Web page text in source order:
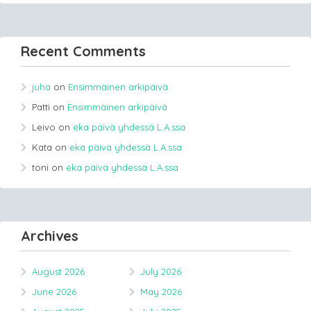
Recent Comments
juha on Ensimmäinen arkipäivä
Patti on Ensimmäinen arkipäivä
Leivo on eka päivä yhdessä L.A.ssa
Kata on eka päivä yhdessä L.A.ssa
toni on eka päivä yhdessä L.A.ssa
Archives
August 2026
July 2026
June 2026
May 2026